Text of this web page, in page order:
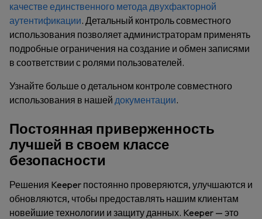
качестве единственного метода двухфакторной
аутентификации. Детальный контроль совместного
использования позволяет администраторам применять
подробные ограничения на создание и обмен записями
в соответствии с ролями пользователей.
Узнайте больше о детальном контроле совместного
использования в нашей документации.
Постоянная приверженность
лучшей в своем классе
безопасности
Решения Keeper постоянно проверяются, улучшаются и
обновляются, чтобы предоставлять нашим клиентам
новейшие технологии и защиту данных. Keeper — это